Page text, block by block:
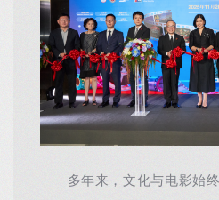
多年来，文化与电影始终